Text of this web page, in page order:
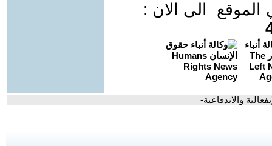
الى الان :
والاندفاعية-